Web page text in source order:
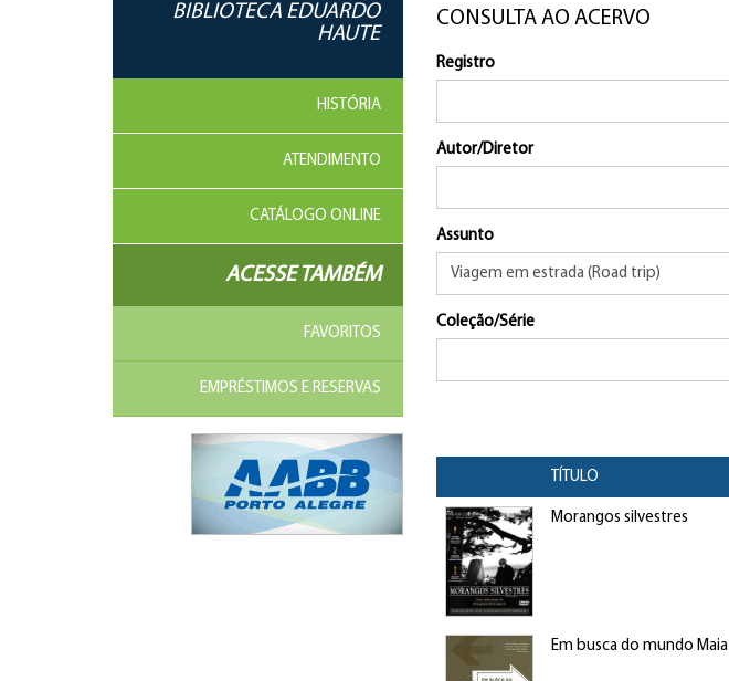
BIBLIOTECA EDUARDO
HAUTE
HISTÓRIA
ATENDIMENTO
CATÁLOGO ONLINE
ACESSE TAMBÉM
FAVORITOS
EMPRÉSTIMOS E RESERVAS
CONSULTA AO ACERVO
Registro
Autor/Diretor
Assunto
Coleção/Série
TÍTULO
Morangos silvestres
Em busca do mundo Maia